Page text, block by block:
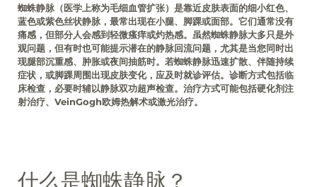
蜘蛛静脉（医学上称为毛细血管扩张）是靠近皮肤表面的细小红色、
蓝色或紫色丝状静脉，最常出现在小腿、脚踝或面部。它们通常没有
痛感，但部分人会感到轻微瘙痒或灼热感。虽然蜘蛛静脉大多只是外
观问题，但有时也可能提示潜在的静脉回流问题，尤其是当您同时出
现腿部沉重感、肿胀或夜间抽筋时。若蜘蛛静脉迅速扩散、伴随持续
症状，或脚踝周围出现皮肤变化，应及时就诊评估。诊断方式包括临
床检查，必要时辅以静脉双功超声检查。治疗方式可能包括硬化剂注
射治疗、VeinGogh欧姆热解术或激光治疗。
什么是蜘蛛静脉？